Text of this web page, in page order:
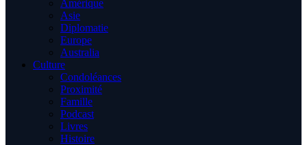
Amérique
Asie
Diplomatie
Europe
Australia
Culture
Condoléances
Proximité
Famille
Podcast
Livres
Histoire